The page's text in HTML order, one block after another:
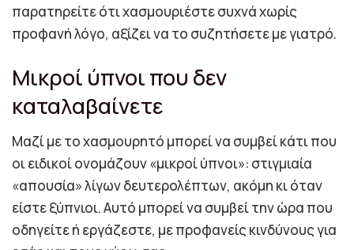
παρατηρείτε ότι χασμουριέστε συχνά χωρίς
προφανή λόγο, αξίζει να το συζητήσετε με γιατρό.
Μικροί ύπνοι που δεν
καταλαβαίνετε
Μαζί με το χασμουρητό μπορεί να συμβεί κάτι που
οι ειδικοί ονομάζουν «μικροί ύπνοι»: στιγμιαία
«απουσία» λίγων δευτερολέπτων, ακόμη κι όταν
είστε ξύπνιοι. Αυτό μπορεί να συμβεί την ώρα που
οδηγείτε ή εργάζεστε, με προφανείς κινδύνους για